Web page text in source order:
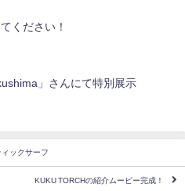
ください！
」さんにて特別展示
ックサーフ
KUKU TORCHの紹介ムービー完成！